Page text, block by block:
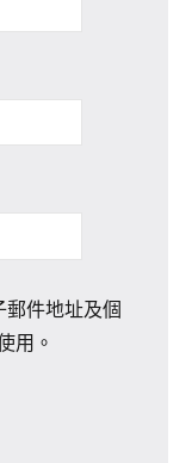
郵件地址及個
用。